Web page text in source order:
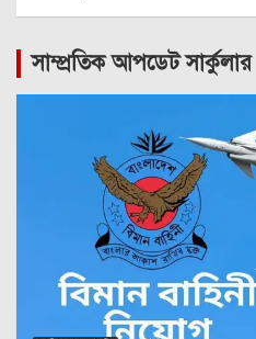
সাম্প্রতিক আপডেট সার্কুলার